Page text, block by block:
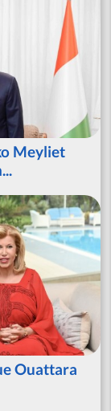
Meyliet
Ouattara